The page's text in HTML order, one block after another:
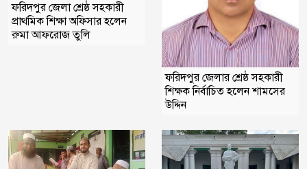
ফরিদপুর জেলা শ্রেষ্ঠ সহকারী
প্রাথমিক শিক্ষা অফিসার হলেন
রুমা আফরোজ তুলি
ফরিদপুর জেলার শ্রেষ্ঠ সহকারী
শিক্ষক নির্বাচিত হলেন শামসের
উদ্দিন